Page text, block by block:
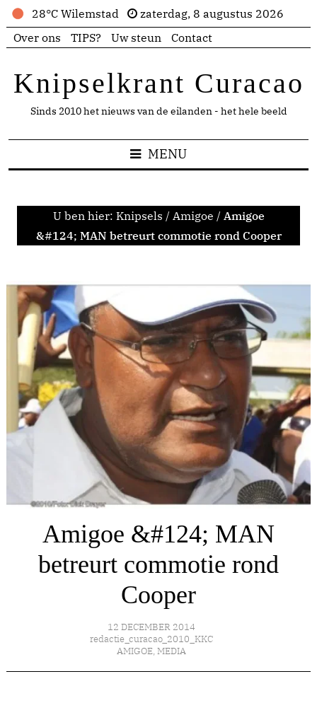
28°C Wilemstad
zaterdag, 8 augustus 2026
Over ons
TIPS? Uw steun Contact
Knipselkrant Curacao
Sinds 2010 het nieuws van de eilanden - het hele beeld
MENU
U ben hier: Knipsels / Amigoe / Amigoe
&#124; MAN betreurt commotie rond Cooper
Amigoe &#124; MAN
betreurt commotie rond
Cooper
12 DECEMBER 2014
redactie_curacao_2010_KKC
AMIGOE, MEDIA